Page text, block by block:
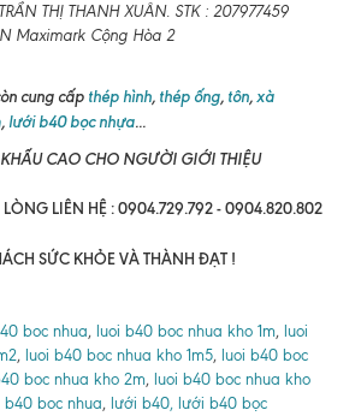
XUÂN. STK : 207977459
Maximark Cộng Hòa 2
cung cấp thép hình, thép ống, tôn, xà
, lưới b40 bọc nhựa...
CAO CHO NGƯỜI GIỚI THIỆU
LIÊN HỆ : 0904.729.792 - 0904.820.802
SỨC KHỎE VÀ THÀNH ĐẠT !
boc nhua, luoi b40 boc nhua kho 1m, luoi
, luoi b40 boc nhua kho 1m5, luoi b40 boc
boc nhua kho 2m, luoi b40 boc nhua kho
boc nhua, lưới b40, lưới b40 bọc